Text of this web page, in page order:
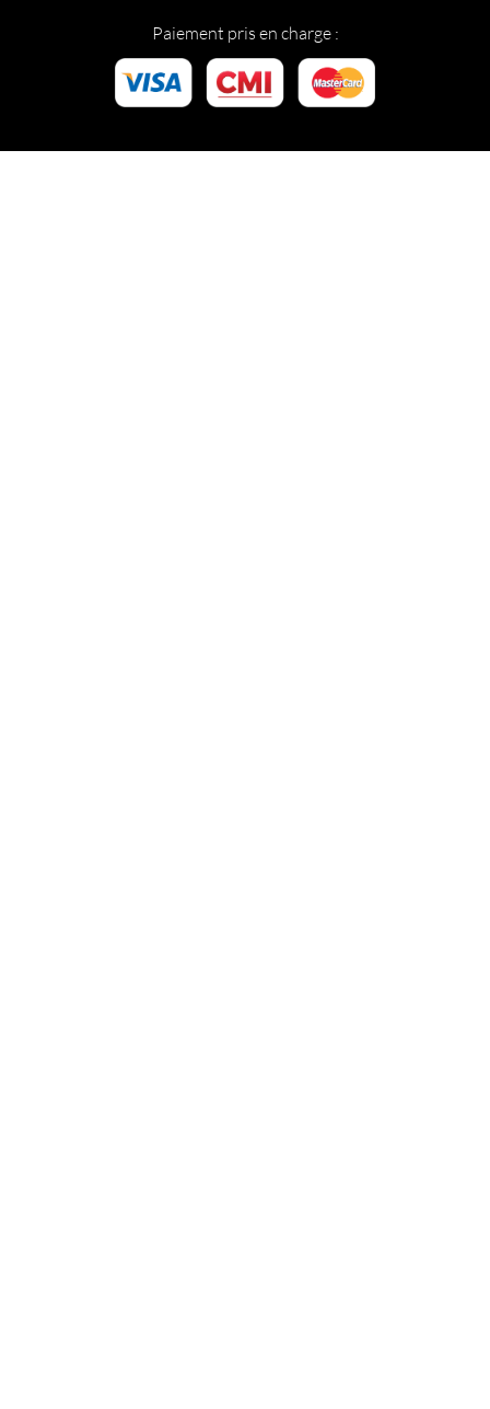
Paiement pris en charge :